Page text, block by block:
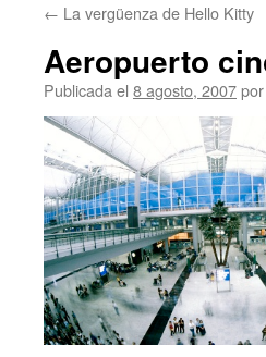
← La vergüenza de Hello Kitty
Aeropuerto
Publicada el 8 agosto, 2007por